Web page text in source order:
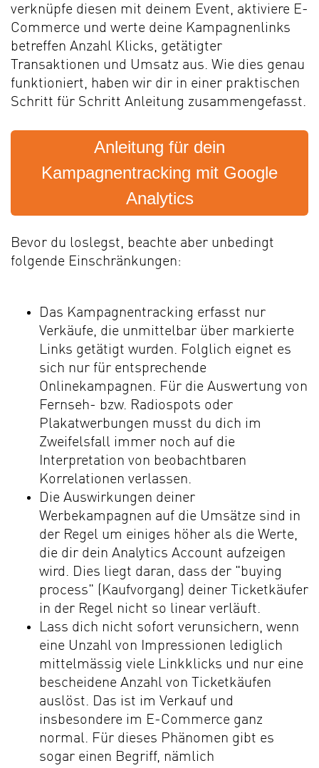
verknüpfe diesen mit deinem Event, aktiviere E-
Commerce und werte deine Kampagnenlinks
betreffen Anzahl Klicks, getätigter
Transaktionen und Umsatz aus. Wie dies genau
funktioniert, haben wir dir in einer praktischen
Schritt für Schritt Anleitung zusammengefasst.
Anleitung für dein
Kampagnentracking mit Google
Analytics
Bevor du loslegst, beachte aber unbedingt
folgende Einschränkungen:
Das Kampagnentracking erfasst nur
Verkäufe, die unmittelbar über markierte
Links getätigt wurden. Folglich eignet es
sich nur für entsprechende
Onlinekampagnen. Für die Auswertung von
Fernseh- bzw. Radiospots oder
Plakatwerbungen musst du dich im
Zweifelsfall immer noch auf die
Interpretation von beobachtbaren
Korrelationen verlassen.
Die Auswirkungen deiner
Werbekampagnen auf die Umsätze sind in
der Regel um einiges höher als die Werte,
die dir dein Analytics Account aufzeigen
wird. Dies liegt daran, dass der "buying
process" (Kaufvorgang) deiner Ticketkäufer
in der Regel nicht so linear verläuft.
Lass dich nicht sofort verunsichern, wenn
eine Unzahl von Impressionen lediglich
mittelmässig viele Linkklicks und nur eine
bescheidene Anzahl von Ticketkäufen
auslöst. Das ist im Verkauf und
insbesondere im E-Commerce ganz
normal. Für dieses Phänomen gibt es
sogar einen Begriff, nämlich